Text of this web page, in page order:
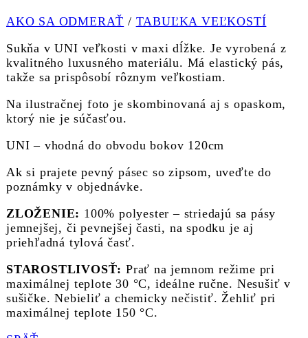
AKO SA ODMERAŤ / TABUĽKA VEĽKOSTÍ
Sukňa v UNI veľkosti v maxi dĺžke. Je vyrobená z
kvalitného luxusného materiálu. Má elastický pás,
takže sa prispôsobí rôznym veľkostiam.
Na ilustračnej foto je skombinovaná aj s opaskom,
ktorý nie je súčasťou.
UNI – vhodná do obvodu bokov 120cm
Ak si prajete pevný pásec so zipsom, uveďte do
poznámky v objednávke.
ZLOŽENIE: 100% polyester – striedajú sa pásy
jemnejšej, či pevnejšej časti, na spodku je aj
priehľadná tylová časť.
STAROSTLIVOSŤ: Prať na jemnom režime pri
maximálnej teplote 30 °C, ideálne ručne. Nesušiť v
sušičke. Nebieliť a chemicky nečistiť. Žehliť pri
maximálnej teplote 150 °C.